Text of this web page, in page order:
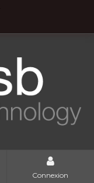
Connexion